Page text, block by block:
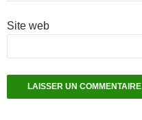
Site web